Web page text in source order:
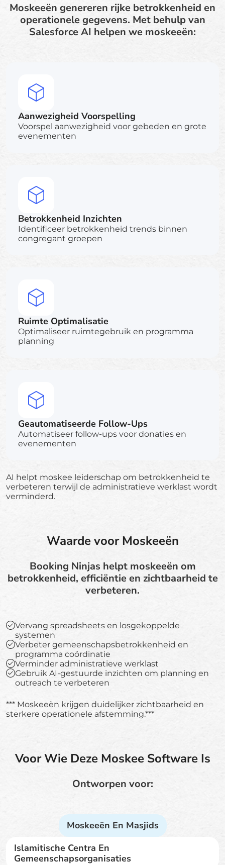
Moskeeën genereren rijke betrokkenheid en
operationele gegevens. Met behulp van
Salesforce AI helpen we moskeeën:
Aanwezigheid Voorspelling
Voorspel aanwezigheid voor gebeden en grote
evenementen
Betrokkenheid Inzichten
Identificeer betrokkenheid trends binnen
congregant groepen
Ruimte Optimalisatie
Optimaliseer ruimtegebruik en programma
planning
Geautomatiseerde Follow-Ups
Automatiseer follow-ups voor donaties en
evenementen
AI helpt moskee leiderschap om betrokkenheid te
verbeteren terwijl de administratieve werklast wordt
verminderd.
Waarde voor Moskeeën
Booking Ninjas helpt moskeeën om
betrokkenheid, efficiëntie en zichtbaarheid te
verbeteren.
Vervang spreadsheets en losgekoppelde
systemen
Verbeter gemeenschapsbetrokkenheid en
programma coördinatie
Verminder administratieve werklast
Gebruik AI-gestuurde inzichten om planning en
outreach te verbeteren
*** Moskeeën krijgen duidelijker zichtbaarheid en
sterkere operationele afstemming.***
Voor Wie Deze Moskee Software Is
Ontworpen voor:
Moskeeën En Masjids
Islamitische Centra En
Gemeenschapsorganisaties